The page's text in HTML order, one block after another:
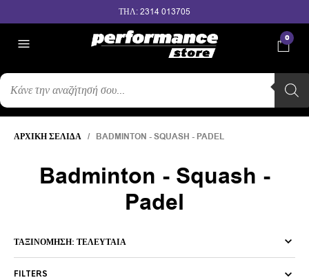
ΤΗΛ: 2314 013705
0
ΑΝΑΖΉΤΗΣΗ
ΠΡΟΪΌΝΤΩΝ
ΑΡΧΙΚΉ ΣΕΛΊΔΑ / BADMINTON - SQUASH - PADEL
Badminton - Squash -
Padel
FILTERS